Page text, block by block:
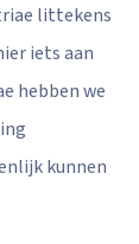
littekens
iets aan
hebben we
kunnen